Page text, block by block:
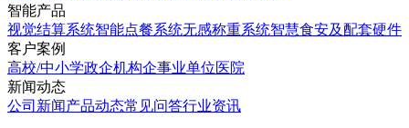
智能产品
视觉结算系统智能点餐系统无感称重系统智慧食安及配套硬件
客户案例
高校/中小学政企机构企事业单位医院
新闻动态
公司新闻产品动态常见问答行业资讯